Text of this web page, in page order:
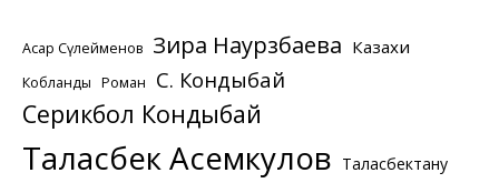
Асқар Сүлейменов Зира Наурзбаева Казахи
Кобланды Роман С. Кондыбай
Серикбол Кондыбай
Таласбек Асемкулов Таласбектану